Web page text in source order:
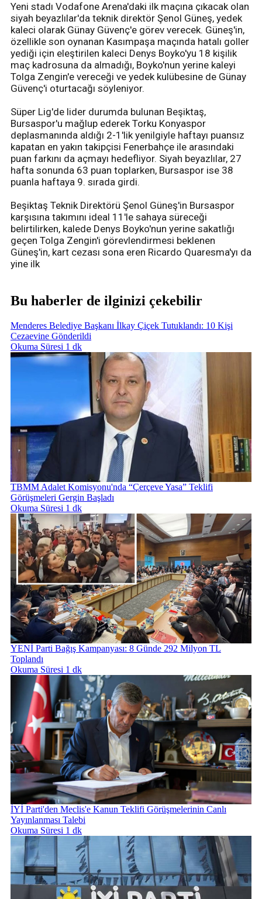
Yeni stadı Vodafone Arena'daki ilk maçına çıkacak olan
siyah beyazlılar'da teknik direktör Şenol Güneş, yedek
kaleci olarak Günay Güvenç'e görev verecek. Güneş'in,
özellikle son oynanan Kasımpaşa maçında hatalı goller
yediği için eleştirilen kaleci Denys Boyko'yu 18 kişilik
maç kadrosuna da almadığı, Boyko'nun yerine kaleyi
Tolga Zengin'e vereceği ve yedek kulübesine de Günay
Güvenç'i oturtacağı söyleniyor.
Süper Lig'de lider durumda bulunan Beşiktaş,
Bursaspor'u mağlup ederek Torku Konyaspor
deplasmanında aldığı 2-1'lik yenilgiyle haftayı puansız
kapatan en yakın takipçisi Fenerbahçe ile arasındaki
puan farkını da açmayı hedefliyor. Siyah beyazlılar, 27
hafta sonunda 63 puan toplarken, Bursaspor ise 38
puanla haftaya 9. sırada girdi.
Beşiktaş Teknik Direktörü Şenol Güneş'in Bursaspor
karşısına takımını ideal 11'le sahaya süreceği
belirtilirken, kalede Denys Boyko'nun yerine sakatlığı
geçen Tolga Zengin'i görevlendirmesi beklenen
Güneş'in, kart cezası sona eren Ricardo Quaresma'yı da
yine ilk
Bu haberler de ilginizi çekebilir
Menderes Belediye Başkanı İlkay Çiçek Tutuklandı: 10 Kişi
Cezaevine Gönderildi
Okuma Süresi 1 dk
TBMM Adalet Komisyonu'nda “Çerçeve Yasa” Teklifi
Görüşmeleri Gergin Başladı
Okuma Süresi 1 dk
YENİ Parti Bağış Kampanyası: 8 Günde 292 Milyon TL
Toplandı
Okuma Süresi 1 dk
İYİ Parti'den Meclis'e Kanun Teklifi Görüşmelerinin Canlı
Yayınlanması Talebi
Okuma Süresi 1 dk